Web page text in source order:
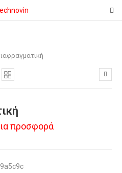
προσφορά